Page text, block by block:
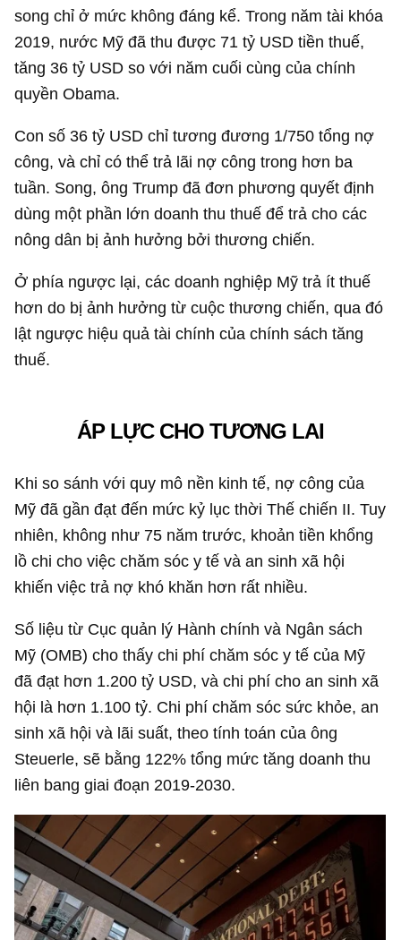
song chỉ ở mức không đáng kể. Trong năm tài khóa
2019, nước Mỹ đã thu được 71 tỷ USD tiền thuế,
tăng 36 tỷ USD so với năm cuối cùng của chính
quyền Obama.
Con số 36 tỷ USD chỉ tương đương 1/750 tổng nợ
công, và chỉ có thể trả lãi nợ công trong hơn ba
tuần. Song, ông Trump đã đơn phương quyết định
dùng một phần lớn doanh thu thuế để trả cho các
nông dân bị ảnh hưởng bởi thương chiến.
Ở phía ngược lại, các doanh nghiệp Mỹ trả ít thuế
hơn do bị ảnh hưởng từ cuộc thương chiến, qua đó
lật ngược hiệu quả tài chính của chính sách tăng
thuế.
ÁP LỰC CHO TƯƠNG LAI
Khi so sánh với quy mô nền kinh tế, nợ công của
Mỹ đã gần đạt đến mức kỷ lục thời Thế chiến II. Tuy
nhiên, không như 75 năm trước, khoản tiền khổng
lồ chi cho việc chăm sóc y tế và an sinh xã hội
khiến việc trả nợ khó khăn hơn rất nhiều.
Số liệu từ Cục quản lý Hành chính và Ngân sách
Mỹ (OMB) cho thấy chi phí chăm sóc y tế của Mỹ
đã đạt hơn 1.200 tỷ USD, và chi phí cho an sinh xã
hội là hơn 1.100 tỷ. Chi phí chăm sóc sức khỏe, an
sinh xã hội và lãi suất, theo tính toán của ông
Steuerle, sẽ bằng 122% tổng mức tăng doanh thu
liên bang giai đoạn 2019-2030.